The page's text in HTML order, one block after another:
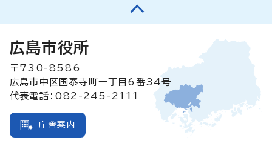
広島市役所
〒730-8586
広島市中区国泰寺町一丁目6番34号
代表電話：082-245-2111
庁舎案内